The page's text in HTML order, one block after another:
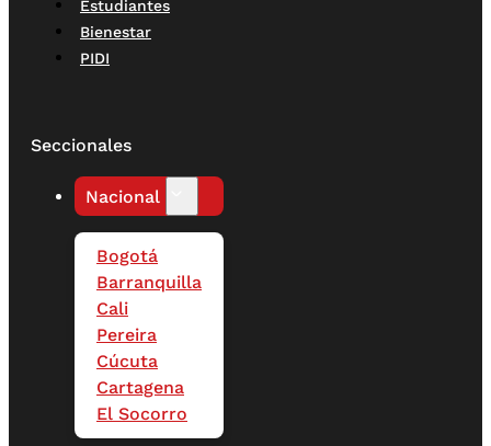
Estudiantes
Bienestar
PIDI
Seccionales
Nacional
Bogotá
Barranquilla
Cali
Pereira
Cúcuta
Cartagena
El Socorro